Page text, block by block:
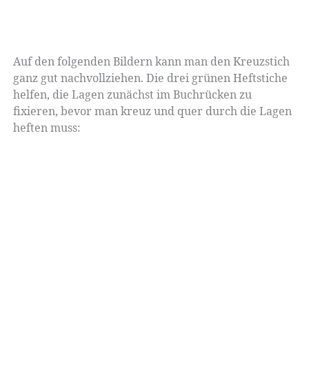
Auf den folgenden Bildern kann man den Kreuzstich
ganz gut nachvollziehen. Die drei grünen Heftstiche
helfen, die Lagen zunächst im Buchrücken zu
fixieren, bevor man kreuz und quer durch die Lagen
heften muss: